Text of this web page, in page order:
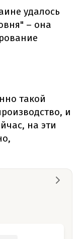
удалось
– она
такой
и
на эти